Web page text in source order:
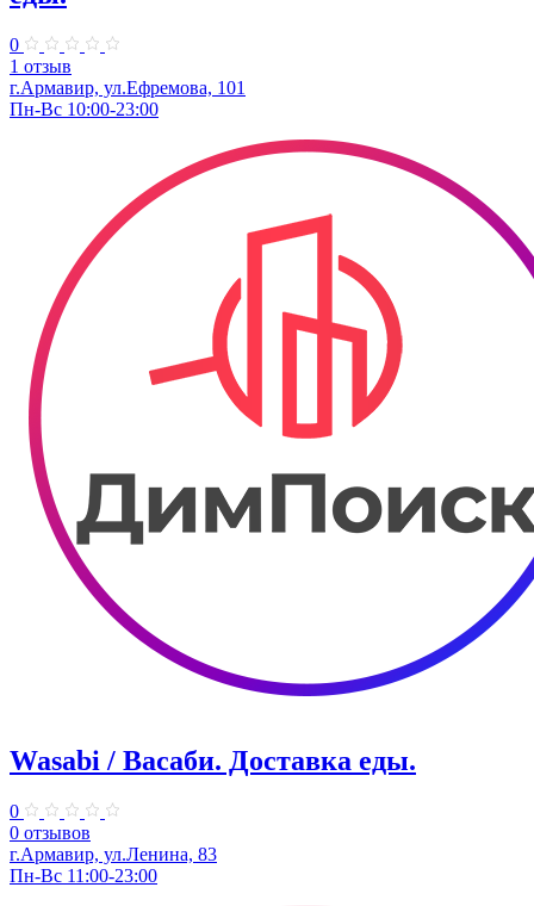
0
1 отзыв
г.Армавир, ул.Ефремова, 101
Пн-Вс 10:00-23:00
Wasabi / Васаби. Доставка еды.
0
0 отзывов
г.Армавир, ул.Ленина, 83
Пн-Вс 11:00-23:00